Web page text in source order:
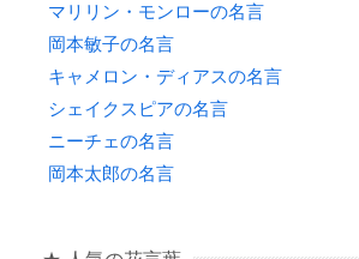
マリリン・モンローの名言
岡本敏子の名言
キャメロン・ディアスの名言
シェイクスピアの名言
ニーチェの名言
岡本太郎の名言